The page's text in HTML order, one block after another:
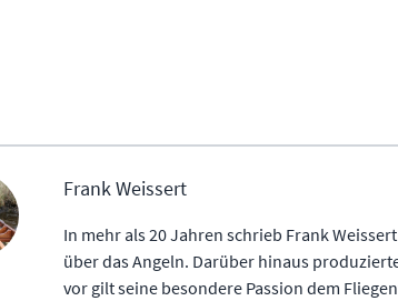
Frank Weissert
In mehr als 20 Jahren schrieb Frank
über das Angeln. Darüber hinaus
vor gilt seine besondere Passion dem